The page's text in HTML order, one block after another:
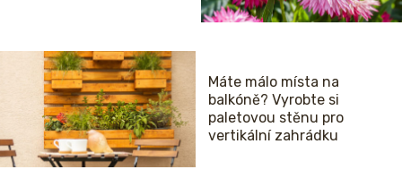
Máte málo místa na
balkóně? Vyrobte si
paletovou stěnu pro
vertikální zahrádku